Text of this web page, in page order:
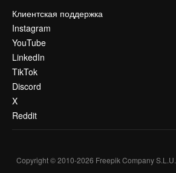
Клиентская поддержка
Instagram
YouTube
LinkedIn
TikTok
Discord
X
Reddit
Copyright © 2010-2026 Freepik Company S.L.U.